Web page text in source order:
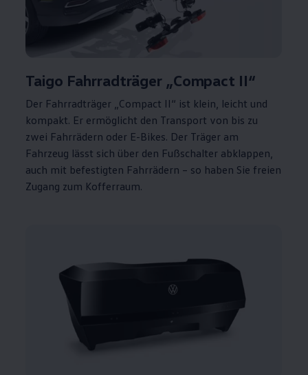
Taigo Fahrradträger „Compact II“
Der Fahrradträger „Compact II“ ist klein, leicht und
kompakt. Er ermöglicht den Transport von bis zu
zwei Fahrrädern oder E-Bikes. Der Träger am
Fahrzeug lässt sich über den Fußschalter abklappen,
auch mit befestigten Fahrrädern – so haben Sie freien
Zugang zum Kofferraum.